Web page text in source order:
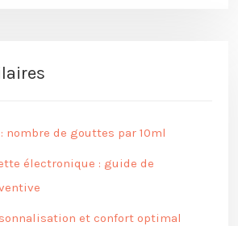
nombre de gouttes par 10ml
électronique : guide de
et confort optimal